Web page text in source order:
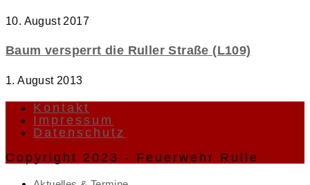
10. August 2017
Baum versperrt die Ruller Straße (L109)
1. August 2013
Kontakt
Impressum
Datenschutz
Copyright 2023 - Feuerwehr Rulle